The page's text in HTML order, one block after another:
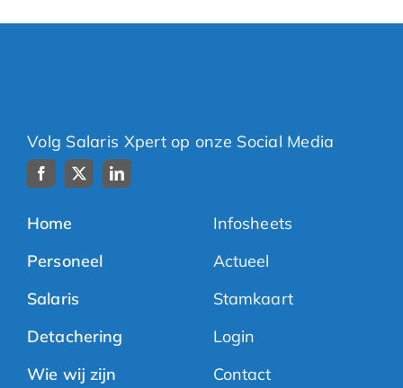
Volg Salaris Xpert op onze Social Media
Home
Personeel
Salaris
Detachering
Wie wij zijn
Infosheets
Actueel
Stamkaart
Login
Contact